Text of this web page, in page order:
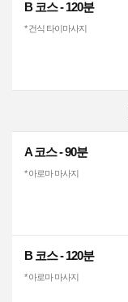
B 코스 - 120분
* 건식 타이마사지
A 코스 - 90분
* 아로마 마사지
B 코스 - 120분
* 아로마 마사지